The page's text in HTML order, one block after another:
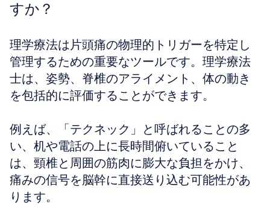
すか？
理学療法は片頭痛の物理的トリガーを特定し
管理するための重要なツールです。理学療法
士は、姿勢、脊椎のアライメント、体の動き
を包括的に評価することができます。
例えば、「テクネック」と呼ばれることの多
い、机や電話の上に長時間俯いていること
は、頸椎と周囲の筋肉に膨大な負担をかけ、
痛みの信号を脳幹に直接送り込む可能性があ
ります。